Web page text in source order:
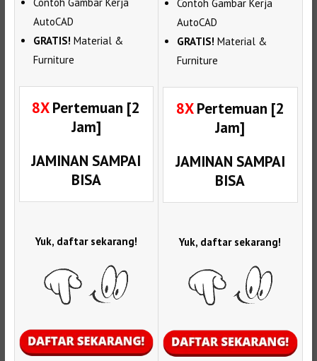
AutoCAD
GRATIS! Material &
Furniture
8XPertemuan [2
Jam]
JAMINAN SAMPAI
BISA
Yuk, daftar sekarang!
Contoh Gambar Kerja
AutoCAD
GRATIS! Material &
Furniture
8XPertemuan [2
Jam]
JAMINAN SAMPAI
BISA
Yuk, daftar sekarang!